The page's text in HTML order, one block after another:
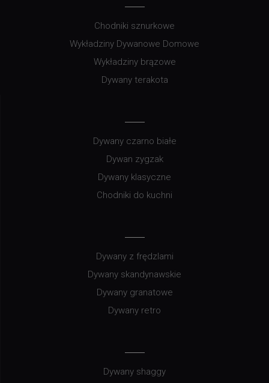
Chodniki sznurkowe
Wykładziny Dywanowe Domowe
Wykładziny brązowe
Dywany terakota
Dywany czarno białe
Dywan zygzak
Dywany klasyczne
Chodniki do kuchni
Dywany z frędzlami
Dywany skandynawskie
Dywany granatowe
Dywany retro
Dywany shaggy